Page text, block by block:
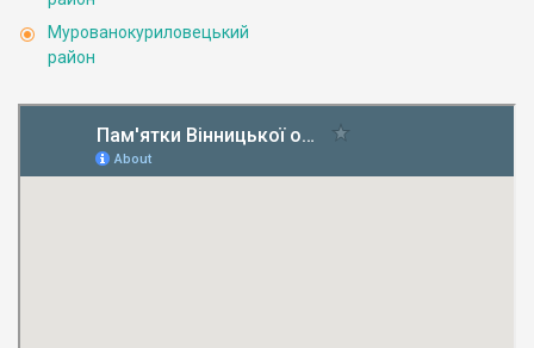
Мурованокуриловецький
район